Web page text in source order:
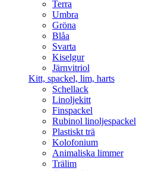
Terra
Umbra
Gröna
Blåa
Svarta
Kiselgur
Järnvitriol
Kitt, spackel, lim, harts
Schellack
Linoljekitt
Finspackel
Rubinol linoljespackel
Plastiskt trä
Kolofonium
Animaliska limmer
Trälim